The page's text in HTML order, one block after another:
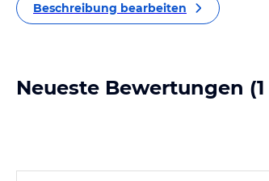
Beschreibung bearbeiten
Neueste Bewertungen